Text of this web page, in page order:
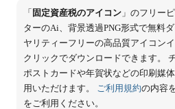
「 固定資産税のアイコン」のフリー
ターのAi、背景透過PNG形式で無料
ヤリティーフリーの高品質アイコン
クリックでダウンロードできます。
ポストカードや年賀状などの印刷媒
用いただけます。 ご利用規約の内容
をご利用ください。